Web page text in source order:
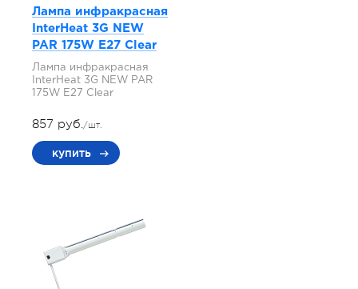
Лампа инфракрасная
InterHeat 3G NEW
PAR 175W E27 Clear
Лампа инфракрасная
InterHeat 3G NEW PAR
175W E27 Clear
857 руб./шт.
купить